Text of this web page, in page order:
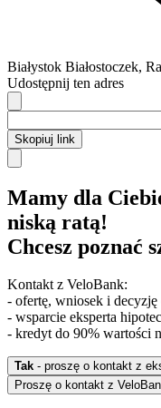
Białystok Białostoczek,
Udostępnij ten adres
Skopiuj link
Mamy dla
niską ratą!
Chcesz poznać
Kontakt z VeloBank:
- ofertę, wniosek i
- wsparcie eksperta
- kredyt do 90% wartości
Tak - proszę o kontakt z
Proszę o kontakt z